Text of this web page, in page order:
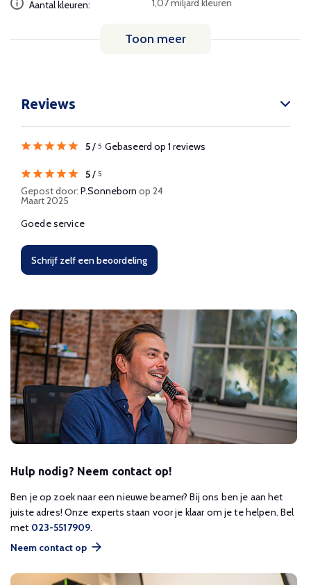
Aantal kleuren: 1,07 miljard kleuren
Toon meer
Reviews
5/ 5 Gebaseerd op 1 reviews
5/ 5
Gepost door: P.Sonneborn op 24
Maart 2025
Goede service
Schrijf zelf een beoordeling
Hulp nodig? Neem contact op!
Ben je op zoek naar een nieuwe beamer? Bij ons ben je aan het
juiste adres! Onze experts staan voor je klaar om je te helpen. Bel
met 023-5517909.
Neem contact op